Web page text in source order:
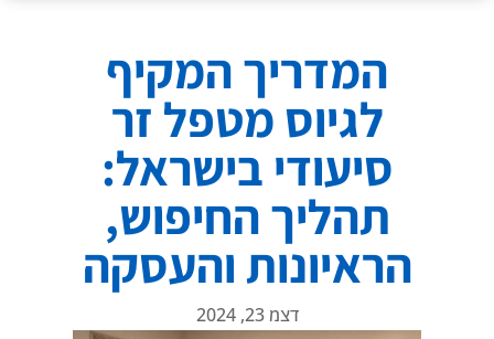
המדריך המקיף
לגיוס מטפל זר
סיעודי בישראל:
תהליך החיפוש,
הראיונות והעסקה
דצמ 23, 2024